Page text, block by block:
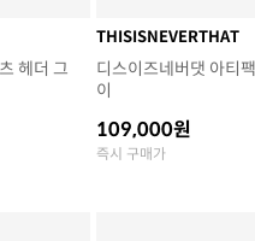
헤더 그
THISISNEVERTHAT
디스이즈네버댓 아티
이
109,000원
즉시 구매가